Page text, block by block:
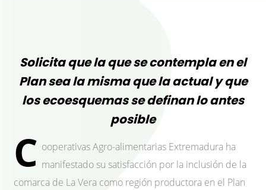
Solicita que la que se contempla en el
Plan sea la misma que la actual y que
los ecoesquemas se definan lo antes
posible
C ooperativas Agro-alimentarias Extremadura ha
manifestado su satisfacción por la inclusión de la
comarca de La Vera como región productora en el Plan